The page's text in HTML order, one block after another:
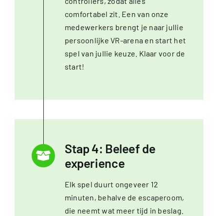
comfortabel zit. Een van onze
medewerkers brengt je naar jullie
persoonlijke VR-arena en start het
spel van jullie keuze. Klaar voor de
start!
Stap 4: Beleef de
experience
Elk spel duurt ongeveer 12
minuten, behalve de escaperoom,
die neemt wat meer tijd in beslag.